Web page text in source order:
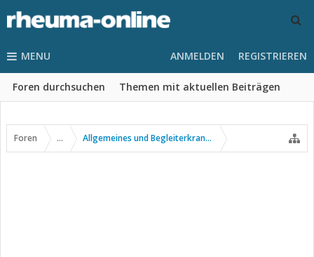
MENU
Foren durchsuchen Themen mit aktuellen Beiträgen
ANMELDEN REGISTRIEREN
Foren ... Allgemeines und Begleiterkrankungen